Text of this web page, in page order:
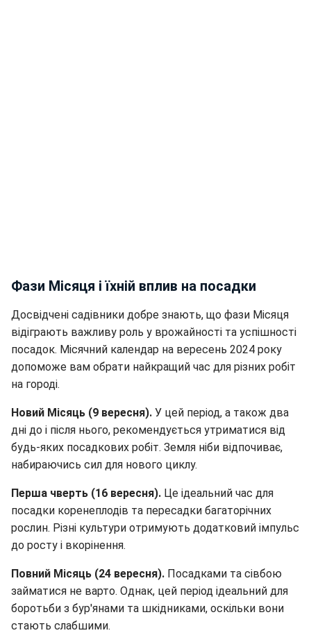
Фази Місяця і їхній вплив на посадки
Досвідчені садівники добре знають, що фази Місяця
відіграють важливу роль у врожайності та успішності
посадок. Місячний календар на вересень 2024 року
допоможе вам обрати найкращий час для різних робіт
на городі.
Новий Місяць (9 вересня). У цей період, а також два
дні до і після нього, рекомендується утриматися від
будь-яких посадкових робіт. Земля ніби відпочиває,
набираючись сил для нового циклу.
Перша чверть (16 вересня). Це ідеальний час для
посадки коренеплодів та пересадки багаторічних
рослин. Різні культури отримують додатковий імпульс
до росту і вкорінення.
Повний Місяць (24 вересня). Посадками та сівбою
займатися не варто. Однак, цей період ідеальний для
боротьби з бур'янами та шкідниками, оскільки вони
стають слабшими.